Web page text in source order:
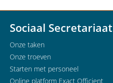
Sociaal Secretariaat
Onze taken
Onze troeven
Starten met personeel
Online platform Exact Officient